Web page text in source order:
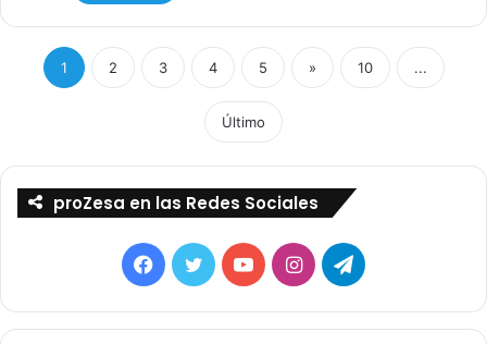
1 2 3 4 5 » 10 ...
Último
proZesa en las Redes Sociales
Facebook
TwitterYouTubeInstagramTelegram